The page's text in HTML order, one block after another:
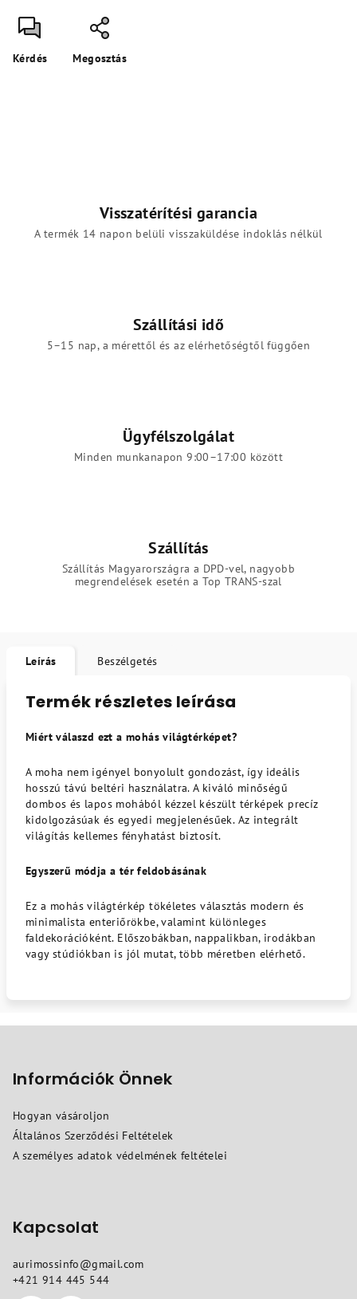
Kérdés Megosztás
Visszatérítési garancia
A termék 14 napon belüli visszaküldése indoklás nélkül
Szállítási idő
5–15 nap, a mérettől és az elérhetőségtől függően
Ügyfélszolgálat
Minden munkanapon 9:00–17:00 között
Szállítás
Szállítás Magyarországra a DPD-vel, nagyobb
megrendelések esetén a Top TRANS-szal
Leírás Beszélgetés
Termék részletes leírása
Miért válaszd ezt a mohás világtérképet?
A moha nem igényel bonyolult gondozást, így ideális
hosszú távú beltéri használatra. A kiváló minőségű
dombos és lapos mohából kézzel készült térképek precíz
kidolgozásúak és egyedi megjelenésűek. Az integrált
világítás kellemes fényhatást biztosít.
Egyszerű módja a tér feldobásának
Ez a mohás világtérkép tökéletes választás modern és
minimalista enteriőrökbe, valamint különleges
faldekorációként. Előszobákban, nappalikban, irodákban
vagy stúdiókban is jól mutat, több méretben elérhető.
Információk Önnek
Hogyan vásároljon
Általános Szerződési Feltételek
A személyes adatok védelmének feltételei
Kapcsolat
aurimossinfo@gmail.com
+421 914 445 544